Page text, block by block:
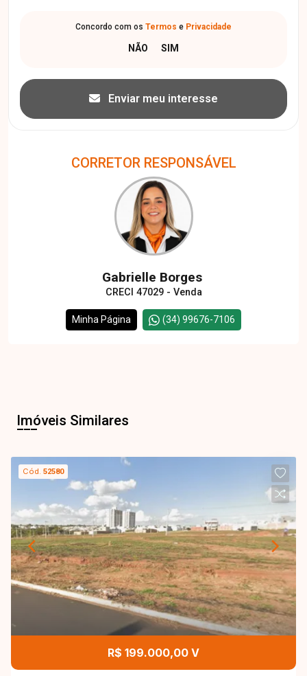
Concordo com os Termos e Privacidade
Enviar meu interesse
CORRETOR RESPONSÁVEL
Gabrielle Borges
CRECI 47029 - Venda
Minha Página (34) 99676-7106
Imóveis Similares
Cód.52580
R$ 199.000,00 V